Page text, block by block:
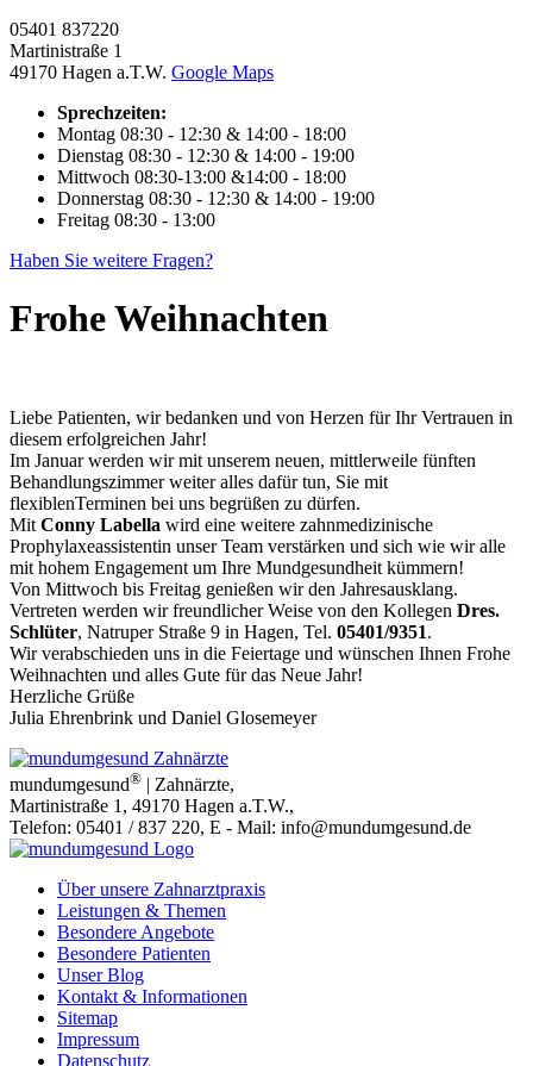
05401 837220
Martinistraße 1
49170 Hagen a.T.W. Google Maps
Sprechzeiten:
Montag 08:30 - 12:30 & 14:00 - 18:00
Dienstag 08:30 - 12:30 & 14:00 - 19:00
Mittwoch 08:30-13:00 &14:00 - 18:00
Donnerstag 08:30 - 12:30 & 14:00 - 19:00
Freitag 08:30 - 13:00
Haben Sie weitere Fragen?
Frohe Weihnachten
Liebe Patienten, wir bedanken und von Herzen für Ihr Vertrauen in
diesem erfolgreichen Jahr!
Im Januar werden wir mit unserem neuen, mittlerweile fünften
Behandlungszimmer weiter alles dafür tun, Sie mit
flexiblenTerminen bei uns begrüßen zu dürfen.
Mit Conny Labella wird eine weitere zahnmedizinische
Prophylaxeassistentin unser Team verstärken und sich wie wir alle
mit hohem Engagement um Ihre Mundgesundheit kümmern!
Von Mittwoch bis Freitag genießen wir den Jahresausklang.
Vertreten werden wir freundlicher Weise von den Kollegen Dres.
Schlüter, Natruper Straße 9 in Hagen, Tel. 05401/9351.
Wir verabschieden uns in die Feiertage und wünschen Ihnen Frohe
Weihnachten und alles Gute für das Neue Jahr!
Herzliche Grüße
Julia Ehrenbrink und Daniel Glosemeyer
mundumgesund® | Zahnärzte,
Martinistraße 1 , 49170 Hagen a.T.W.,
Telefon: 05401 / 837 220, E - Mail: info@mundumgesund.de
Über unsere Zahnarztpraxis
Leistungen & Themen
Besondere Angebote
Besondere Patienten
Unser Blog
Kontakt & Informationen
Sitemap
Impressum
Datenschutz